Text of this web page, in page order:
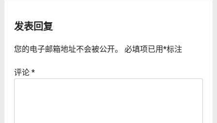
发表回复
您的电子邮箱地址不会被公开。 必填项已用*标注
评论 *